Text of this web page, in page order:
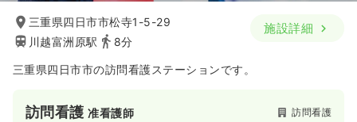
三重県四日市市松寺1-5-29
川越富洲原駅
8分
施設詳細
三重県四日市市の訪問看護ステーションです。
訪問看護准看護師 訪問看護